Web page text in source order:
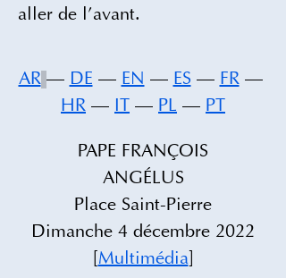
aller de l’avant.
AR — DE — EN — ES — FR —
HR — IT — PL — PT
PAPE FRANÇOIS
ANGÉLUS
Place Saint-Pierre
Dimanche 4 décembre 2022
Multimédia]